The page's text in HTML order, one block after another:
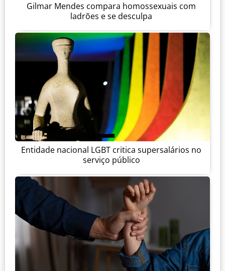
Gilmar Mendes compara homossexuais com
ladrões e se desculpa
Entidade nacional LGBT critica supersalários no
serviço público